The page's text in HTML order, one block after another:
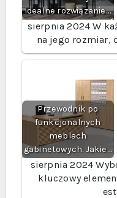
idealne rozwiązanie…
sierpnia 2024 W
na jego rozmiar,
Przewodnik po
funkcjonalnych
meblach
gabinetowych. Jakie…
sierpnia 2024
kluczowy